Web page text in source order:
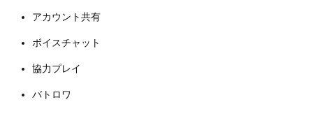
アカウント共有
ボイスチャット
協力プレイ
バトロワ